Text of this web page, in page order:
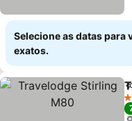
Selecione as datas para
exatos.
2